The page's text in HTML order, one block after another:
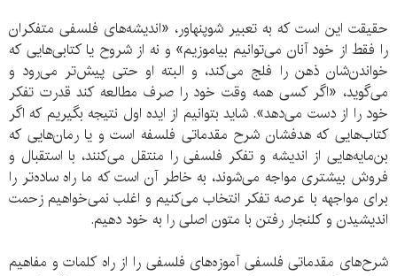
حقیقت این است که به تعبیر شوپنهاور، «اندیشه‌های فلسفی متفکران
را فقط از خود آنان می‌توانیم بیاموزیم» و نه از شروح یا کتابی‌هایی که
خواندن‌شان ذهن را فلج می‌کند، و البته او حتی پیش‌تر می‌رود و
می‌گوید، «اگر کسی همه وقت خود را صرف مطالعه کند قدرت تفکر
خود را از دست می‌دهد». شاید بتوانیم از ایده‌ اول نتیجه بگیریم که اگر
کتاب‌هایی که هدفشان شرح مقدماتی فلسفه است و یا رمان‌هایی که
بن‌مایه‌هایی از اندیشه و تفکر فلسفی را منتقل می‌کنند، با استقبال و
فروش بیشتری مواجه می‌شوند، به خاطر آن است که ما راه ساده‌تر را
برای مواجهه با عرصه‌ تفکر انتخاب می‌کنیم و اغلب نمی‌خواهیم زحمت
اندیشیدن و کلنجار رفتن با متون اصلی را به خود دهیم.
شرح‌های مقدماتی فلسفی آموزه‌های فلسفی را از راه کلمات و مفاهیم